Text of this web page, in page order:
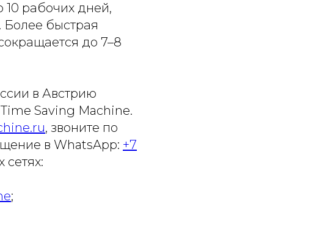
10 рабочих дней,
Более быстрая
до 7–8
в Австрию
Saving Machine.
, звоните по
в WhatsApp: +7
сетях:
;